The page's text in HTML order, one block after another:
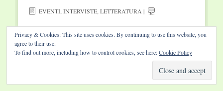
EVENTI,INTERVISTE,LETTERATURA |
Privacy & Cookies: This site uses cookies. By continuing to use this website, you
agree to their use.
To find out more, including how to control cookies, see here:Cookie Policy